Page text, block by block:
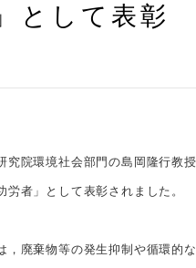
として表彰
院環境社会部門の島岡隆行教
労者」として表彰されました。
廃棄物等の発生抑制や循環的